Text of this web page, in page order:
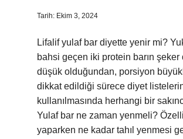
Tarih: Ekim 3, 2024
Lifalif yulaf bar diyette yenir mi?
bahsi geçen iki protein barın şeker
düşük olduğundan, porsiyon
dikkat edildiği sürece diyet
kullanılmasında herhangi bir
Yulaf bar ne zaman yenmeli?
yaparken ne kadar tahıl yenmesi